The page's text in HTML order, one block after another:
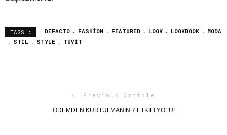
TAGS : DEFACTO FASHION FEATURED LOOK LOOKBOOK
MODA
STIL
STYLE TÜVIT
Previous Article
ÖDEMDEN KURTULMANIN 7 ETKİLİ YOLU!